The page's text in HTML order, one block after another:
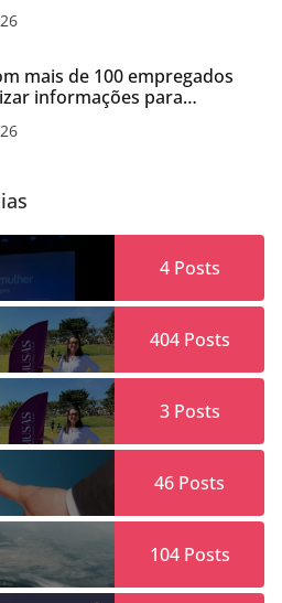
mais de 100 empregados
informações para
Salarial
4Posts
404Posts
3Posts
46 Posts
104Posts